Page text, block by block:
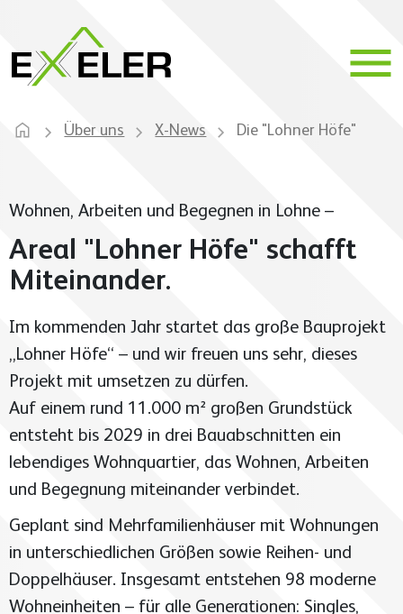
Über uns
Unser Unternehmen
Unser Team
Unser Leitbild
Standort Lingen
Standort Hamburg
Leistungen
Nachhaltigkeit
Projekte
Industrie
Gewerbe
Projektentwicklung
Karriere
Über uns X-News Die "Lohner Höfe"
Wohnen, Arbeiten und Begegnen in Lohne –
Areal "Lohner Höfe" schafft
Miteinander.
Im kommenden Jahr startet das große Bauprojekt
„Lohner Höfe“ – und wir freuen uns sehr, dieses
Projekt mit umsetzen zu dürfen.
Auf einem rund 11.000 m² großen Grundstück
entsteht bis 2029 in drei Bauabschnitten ein
lebendiges Wohnquartier, das Wohnen, Arbeiten
und Begegnung miteinander verbindet.
Geplant sind Mehrfamilienhäuser mit Wohnungen
in unterschiedlichen Größen sowie Reihen- und
Doppelhäuser. Insgesamt entstehen 98 moderne
Wohneinheiten – für alle Generationen: Singles,